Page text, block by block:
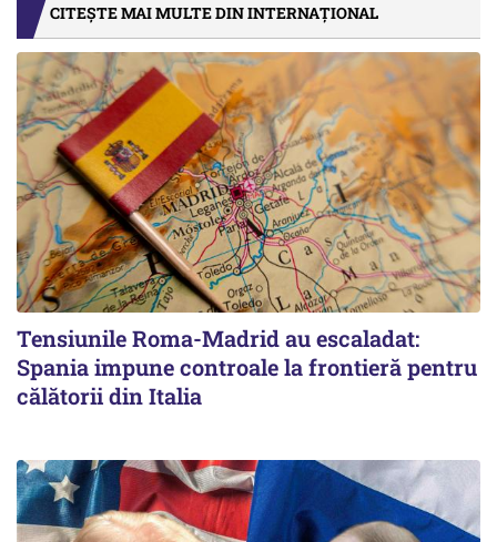
CITEȘTE MAI MULTE DIN INTERNAȚIONAL
Tensiunile Roma-Madrid au escaladat:
Spania impune controale la frontieră pentru
călătorii din Italia